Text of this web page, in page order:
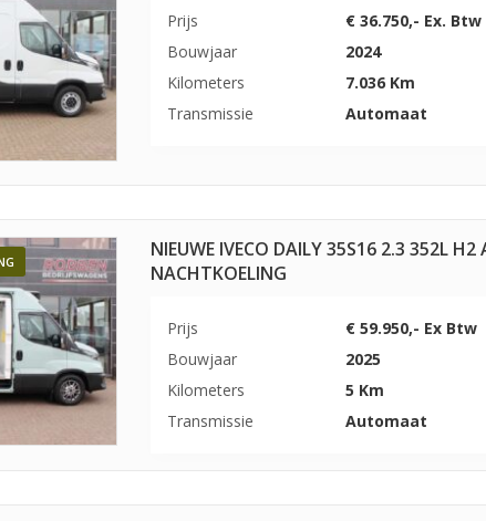
Prijs
€ 36.750,- Ex. Btw
Bouwjaar
2024
Kilometers
7.036 Km
Transmissie
Automaat
NIEUWE IVECO DAILY 35S16 2.3 352L
NACHTKOELING
Prijs
€ 59.950,- Ex Btw
Bouwjaar
2025
Kilometers
5 Km
Transmissie
Automaat